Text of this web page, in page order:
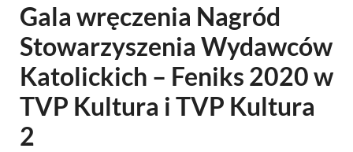
Gala wręczenia Nagród
Stowarzyszenia Wydawców
Katolickich – Feniks 2020 w
TVP Kultura i TVP Kultura
2